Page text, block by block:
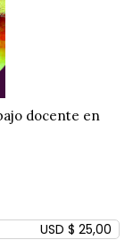
docente en
USD $ 25,00